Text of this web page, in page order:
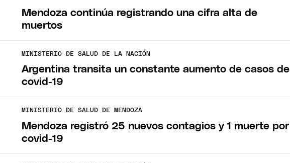
Mendoza continúa registrando una cifra alta de
muertos
MINISTERIO DE SALUD DE LA NACIÓN
Argentina transita un constante aumento de casos de
covid-19
MINISTERIO DE SALUD DE MENDOZA
Mendoza registró 25 nuevos contagios y 1 muerte por
covid-19